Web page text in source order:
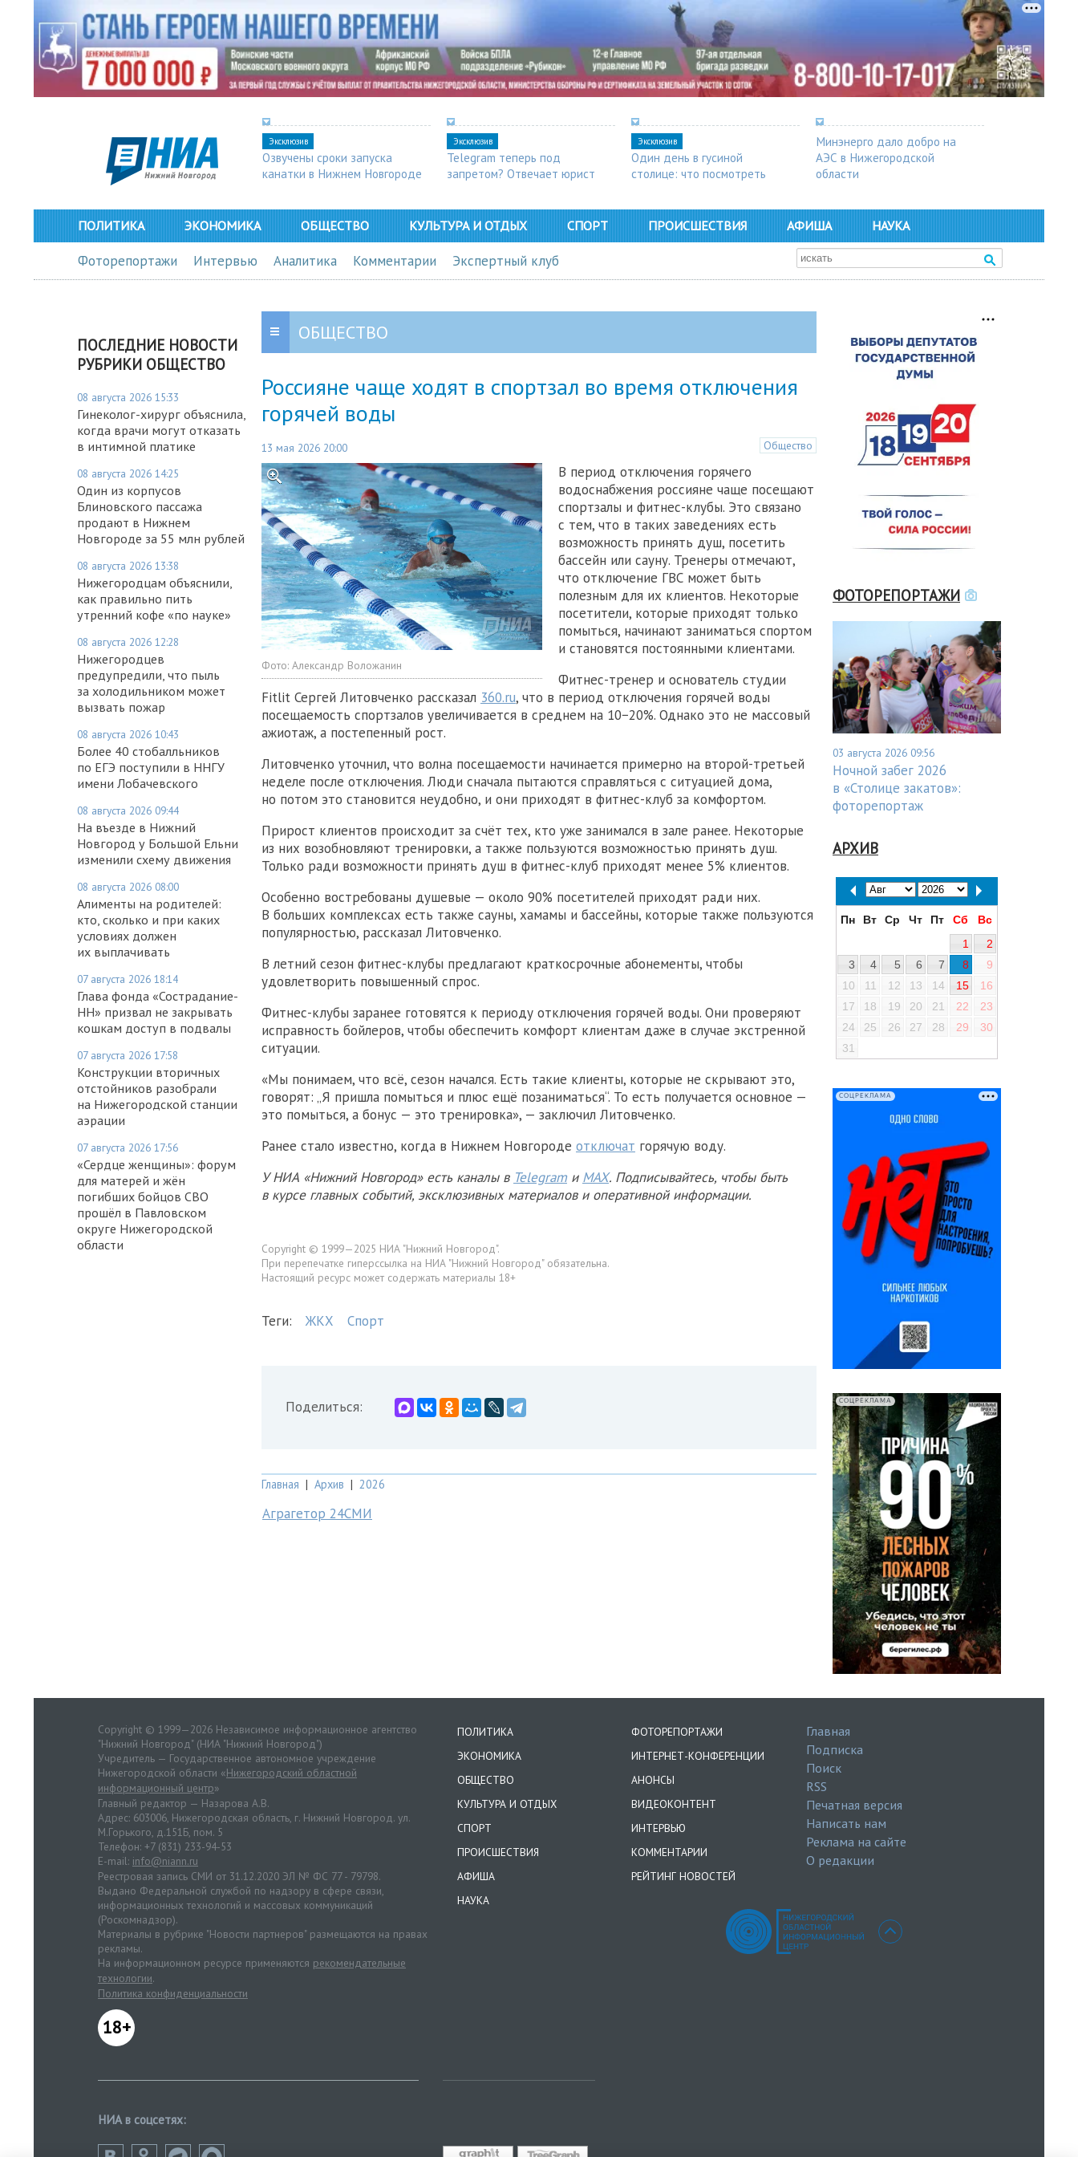
Эксклюзив
Озвучены сроки запуска
канатки в Нижнем Новгороде
Эксклюзив
Telegram теперь под
запретом? Отвечает юрист
Эксклюзив
Один день в гусиной
столице: что посмотреть
Минэнерго дало добро на
АЭС в Нижегородской
области
ПОЛИТИКА ЭКОНОМИКА ОБЩЕСТВО КУЛЬТУРА И ОТДЫХ СПОРТ ПРОИСШЕСТВИЯ АФИША НАУКА
Фоторепортажи Интервью Аналитика Комментарии Экспертный клуб
ПОСЛЕДНИЕ НОВОСТИ
РУБРИКИ ОБЩЕСТВО
08 августа 2026 15:33
Гинеколог-хирург объяснила,
когда врачи могут отказать
в интимной платике
08 августа 2026 14:25
Один из корпусов
Блиновского пассажа
продают в Нижнем
Новгороде за 55 млн рублей
08 августа 2026 13:38
Нижегородцам объяснили,
как правильно пить
утренний кофе «по науке»
08 августа 2026 12:28
Нижегородцев
предупредили, что пыль
за холодильником может
вызвать пожар
08 августа 2026 10:43
Более 40 стобалльников
по ЕГЭ поступили в ННГУ
имени Лобачевского
08 августа 2026 09:44
На въезде в Нижний
Новгород у Большой Ельни
изменили схему движения
08 августа 2026 08:00
Алименты на родителей:
кто, сколько и при каких
условиях должен
их выплачивать
07 августа 2026 18:14
Глава фонда «Сострадание-
НН» призвал не закрывать
кошкам доступ в подвалы
07 августа 2026 17:58
Конструкции вторичных
отстойников разобрали
на Нижегородской станции
аэрации
07 августа 2026 17:56
«Сердце женщины»: форум
для матерей и жён
погибших бойцов СВО
прошёл в Павловском
округе Нижегородской
области
ОБЩЕСТВО
Россияне чаще ходят в спортзал во время отключения
горячей воды
13 мая 2026 20:00 Общество
Фото: Александр Воложанин
В период отключения горячего
водоснабжения россияне чаще посещают
спортзалы и фитнес-клубы. Это связано
с тем, что в таких заведениях есть
возможность принять душ, посетить
бассейн или сауну. Тренеры отмечают,
что отключение ГВС может быть
полезным для их клиентов. Некоторые
посетители, которые приходят только
помыться, начинают заниматься спортом
и становятся постоянными клиентами.
Фитнес-тренер и основатель студии
Fitlit Сергей Литовченко рассказал 360.ru, что в период отключения горячей воды
посещаемость спортзалов увеличивается в среднем на 10−20%. Однако это не массовый
ажиотаж, а постепенный рост.
Литовченко уточнил, что волна посещаемости начинается примерно на второй-третьей
неделе после отключения. Люди сначала пытаются справляться с ситуацией дома,
но потом это становится неудобно, и они приходят в фитнес-клуб за комфортом.
Прирост клиентов происходит за счёт тех, кто уже занимался в зале ранее. Некоторые
из них возобновляют тренировки, а также пользуются возможностью принять душ.
Только ради возможности принять душ в фитнес-клуб приходят менее 5% клиентов.
Особенно востребованы душевые — около 90% посетителей приходят ради них.
В больших комплексах есть также сауны, хамамы и бассейны, которые также пользуются
популярностью, рассказал Литовченко.
В летний сезон фитнес-клубы предлагают краткосрочные абонементы, чтобы
удовлетворить повышенный спрос.
Фитнес-клубы заранее готовятся к периоду отключения горячей воды. Они проверяют
исправность бойлеров, чтобы обеспечить комфорт клиентам даже в случае экстренной
ситуации.
«Мы понимаем, что всё, сезон начался. Есть такие клиенты, которые не скрывают это,
говорят: „Я пришла помыться и плюс ещё позаниматься“. То есть получается основное —
это помыться, а бонус — это тренировка», — заключил Литовченко.
Ранее стало известно, когда в Нижнем Новгороде отключат горячую воду.
У НИА «Нижний Новгород» есть каналы в Telegram и MAX. Подписывайтесь, чтобы быть
в курсе главных событий, эксклюзивных материалов и оперативной информации.
Copyright © 1999—2025 НИА "Нижний Новгород".
При перепечатке гиперссылка на НИА "Нижний Новгород" обязательна.
Настоящий ресурс может содержать материалы 18+
Теги: ЖКХ Спорт
Поделиться:
Главная | Архив | 2026
Аграгетор 24СМИ
ФОТОРЕПОРТАЖИ
03 августа 2026 09:56
Ночной забег 2026
в «Столице закатов»:
фоторепортаж
АРХИВ
Пн Вт Ср Чт Пт Сб
Вс
1
2
3
4 5 6 7 8
9
10
11 12 13 14 15
16
17
18 19 20 21 22
23
24
25 26 27 28 29
30
31
СОЦРЕКЛАМА
СОЦРЕКЛАМА
Copyright © 1999—2026 Независимое информационное агентство
"Нижний Новгород" (НИА "Нижний Новгород")
Учредитель — Государственное автономное учреждение
Нижегородской области «Нижегородский областной
информационный центр»
Главный редактор — Назарова А.В.
Адрес: 603006, Нижегородская область, г. Нижний Новгород. ул.
М.Горького, д.151Б, пом. 5
Телефон: +7 (831) 233-94-53
E-mail: info@niann.ru
Реестровая запись СМИ от 31.12.2020 ЭЛ № ФС 77 - 79798.
Выдано Федеральной службой по надзору в сфере связи,
информационных технологий и массовых коммуникаций
(Роскомнадзор).
Материалы в рубрике "Новости партнеров" размещаются на правах
рекламы.
На информационном ресурсе применяются рекомендательные
технологии.
Политика конфиденциальности
18+
ПОЛИТИКА
ЭКОНОМИКА
ОБЩЕСТВО
КУЛЬТУРА И ОТДЫХ
СПОРТ
ПРОИСШЕСТВИЯ
АФИША
НАУКА
ФОТОРЕПОРТАЖИ
ИНТЕРНЕТ-КОНФЕРЕНЦИИ
АНОНСЫ
ВИДЕОКОНТЕНТ
ИНТЕРВЬЮ
КОММЕНТАРИИ
РЕЙТИНГ НОВОСТЕЙ
Главная
Подписка
Поиск
RSS
Печатная версия
Написать нам
Реклама на сайте
О редакции
НИА в соцсетях: